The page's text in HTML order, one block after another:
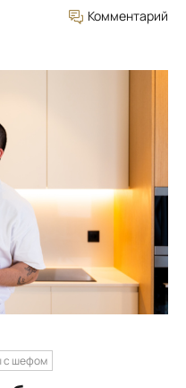
Комментарий
с шефом